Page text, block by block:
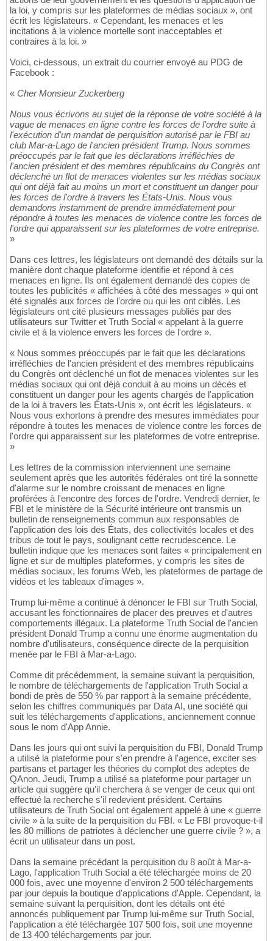
la loi, y compris sur les plateformes de médias sociaux », ont
écrit les législateurs. « Cependant, les menaces et les
incitations à la violence mortelle sont inacceptables et
contraires à la loi. »
Voici, ci-dessous, un extrait du courrier envoyé au PDG de
Facebook :
« Cher Monsieur Zuckerberg
Nous vous écrivons au sujet de la réponse de votre société à la
vague de menaces en ligne contre les forces de l'ordre suite à
l'exécution d'un mandat de perquisition autorisé par le FBI au
club Mar-a-Lago de l'ancien président Trump. Nous sommes
préoccupés par le fait que les déclarations irréfléchies de
l'ancien président et des membres républicains du Congrès ont
déclenché un flot de menaces violentes sur les médias sociaux
qui ont déjà fait au moins un mort et constituent un danger pour
les forces de l'ordre à travers les États-Unis. Nous vous
demandons instamment de prendre immédiatement pour
répondre à toutes les menaces de violence contre les forces de
l'ordre qui apparaissent sur les plateformes de votre entreprise.
»
Dans ces lettres, les législateurs ont demandé des détails sur la
manière dont chaque plateforme identifie et répond à ces
menaces en ligne. Ils ont également demandé des copies de
toutes les publicités « affichées à côté des messages » qui ont
été signalés aux forces de l'ordre ou qui les ont ciblés. Les
législateurs ont cité plusieurs messages publiés par des
utilisateurs sur Twitter et Truth Social « appelant à la guerre
civile et à la violence envers les forces de l'ordre ».
« Nous sommes préoccupés par le fait que les déclarations
irréfléchies de l'ancien président et des membres républicains
du Congrès ont déclenché un flot de menaces violentes sur les
médias sociaux qui ont déjà conduit à au moins un décès et
constituent un danger pour les agents chargés de l'application
de la loi à travers les États-Unis », ont écrit les législateurs. «
Nous vous exhortons à prendre des mesures immédiates pour
répondre à toutes les menaces de violence contre les forces de
l'ordre qui apparaissent sur les plateformes de votre entreprise.
»
Les lettres de la commission interviennent une semaine
seulement après que les autorités fédérales ont tiré la sonnette
d'alarme sur le nombre croissant de menaces en ligne
proférées à l'encontre des forces de l'ordre. Vendredi dernier, le
FBI et le ministère de la Sécurité intérieure ont transmis un
bulletin de renseignements commun aux responsables de
l'application des lois des États, des collectivités locales et des
tribus de tout le pays, soulignant cette recrudescence. Le
bulletin indique que les menaces sont faites « principalement en
ligne et sur de multiples plateformes, y compris les sites de
médias sociaux, les forums Web, les plateformes de partage de
vidéos et les tableaux d'images ».
Trump lui-même a continué à dénoncer le FBI sur Truth Social,
accusant les fonctionnaires de placer des preuves et d'autres
comportements illégaux. La plateforme Truth Social de l'ancien
président Donald Trump a connu une énorme augmentation du
nombre d'utilisateurs, conséquence directe de la perquisition
menée par le FBI à Mar-a-Lago.
Comme dit précédemment, la semaine suivant la perquisition,
le nombre de téléchargements de l'application Truth Social a
bondi de près de 550 % par rapport à la semaine précédente,
selon les chiffres communiqués par Data AI, une société qui
suit les téléchargements d'applications, anciennement connue
sous le nom d'App Annie.
Dans les jours qui ont suivi la perquisition du FBI, Donald Trump
a utilisé la plateforme pour s'en prendre à l'agence, exciter ses
partisans et partager les théories du complot des adeptes de
QAnon. Jeudi, Trump a utilisé sa plateforme pour partager un
article qui suggère qu'il cherchera à se venger de ceux qui ont
effectué la recherche s'il redevient président. Certains
utilisateurs de Truth Social ont également appelé à une « guerre
civile » à la suite de la perquisition du FBI. « Le FBI provoque-t-il
les 80 millions de patriotes à déclencher une guerre civile ? », a
écrit un utilisateur dans un post.
Dans la semaine précédant la perquisition du 8 août à Mar-a-
Lago, l'application Truth Social a été téléchargée moins de 20
000 fois, avec une moyenne d'environ 2 500 téléchargements
par jour depuis la boutique d'applications d'Apple. Cependant, la
semaine suivant la perquisition, dont les détails ont été
annoncés publiquement par Trump lui-même sur Truth Social,
l'application a été téléchargée 107 500 fois, soit une moyenne
de 13 400 téléchargements par jour.